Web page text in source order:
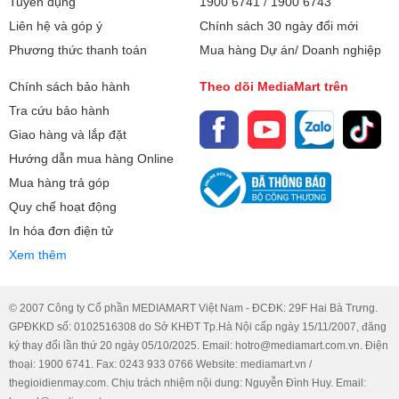
các sai lầm đắt giá mà bạn cần
đặc biệt giám sát khi thợ thi
công tại nhà.
chính xác nhằm tối ưu hóa chi
phí đầu tư và hóa đơn tiền điện
Liên hệ và góp ý
Phương thức thanh toán
Chính sách 30 ngày đổi mới
Mua hàng Dự án/ Doanh nghiệp
Chính sách bảo hành
Tra cứu bảo hành
Giao hàng và lắp đặt
Hướng dẫn mua hàng Online
Mua hàng trả góp
Quy chế hoạt động
In hóa đơn điện tử
Xem thêm
Theo dõi MediaMart trên
© 2007 Công ty Cổ phần MEDIAMART Việt Nam - ĐCĐK: 29F Hai Bà Trưng.
GPĐKKD số: 0102516308 do Sở KHĐT Tp.Hà Nội cấp ngày 15/11/2007, đăng
ký thay đổi lần thứ 20 ngày 05/10/2025. Email: hotro@mediamart.com.vn. Điện
thoại: 1900 6741. Fax: 0243 933 0766 Website: mediamart.vn /
thegioidienmay.com. Chịu trách nhiệm nội dung: Nguyễn Đình Huy. Email: